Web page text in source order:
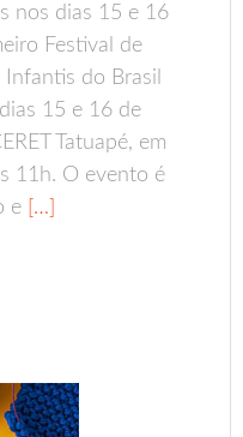
nos dias 15 e 16
Festival de
do Brasil
15 e 16 de
Tatuapé, em
11h. O evento é
e […]